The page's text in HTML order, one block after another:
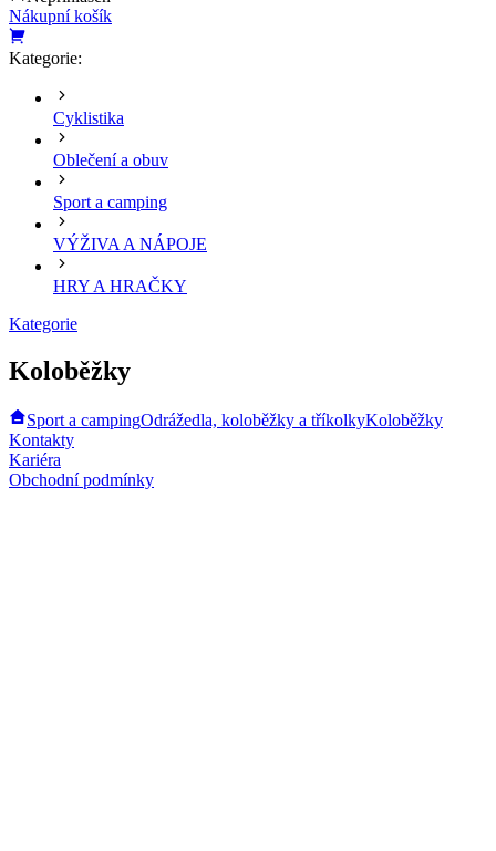
Nákupní košík
Kategorie:
Cyklistika
Oblečení a obuv
Sport a camping
VÝŽIVA A NÁPOJE
HRY A HRAČKY
Kategorie
Koloběžky
Sport a campingOdrážedla, koloběžky a tříkolkyKoloběžky
Kontakty
Kariéra
Obchodní podmínky